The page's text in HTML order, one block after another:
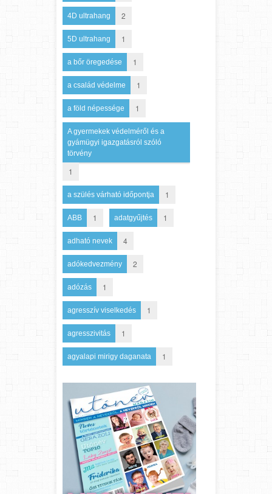
4D ultrahang 2
5D ultrahang 1
a bőr öregedése 1
a család védelme 1
a föld népessége 1
A gyermekek védelméről és a
gyámügyi igazgatásról szóló
törvény
1
a szülés várható időpontja 1
ABB 1 adatgyűjtés 1
adható nevek 4
adókedvezmény 2
adózás 1
agresszív viselkedés 1
agresszivitás 1
agyalapi mirigy daganata 1